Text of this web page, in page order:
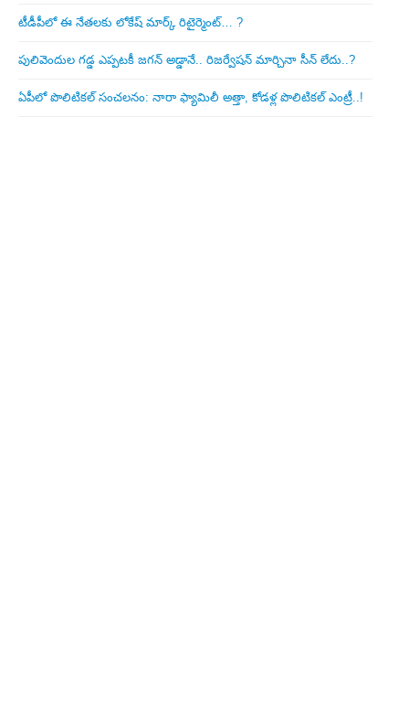
టీడీపీలో ఈ నేత‌ల‌కు లోకేష్ మార్క్ రిటైర్మెంట్‌… ?
పులివెందుల గ‌డ్డ ఎప్ప‌ట‌కీ జ‌గ‌న్ అడ్డానే.. రిజ‌ర్వేష‌న్ మార్చినా సీన్ లేదు..?
ఏపీలో పొలిటిక‌ల్ సంచ‌ల‌నం: నారా ఫ్యామిలీ అత్తా, కోడ‌ళ్ల పొలిటికల్ ఎంట్రీ..!